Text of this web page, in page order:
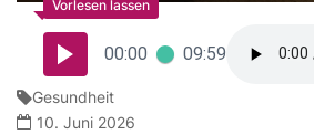
00:00 09:59
Gesundheit
10. Juni 2026